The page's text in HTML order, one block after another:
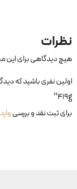
نظرات
هیچ دیدگاهی برای
اولین نفری باشید که
419g”
برای ثبت نقد و بررسی